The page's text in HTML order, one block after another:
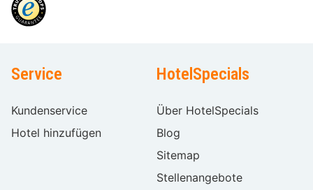
Service
Kundenservice
Hotel hinzufügen
HotelSpecials
Über HotelSpecials
Blog
Sitemap
Stellenangebote